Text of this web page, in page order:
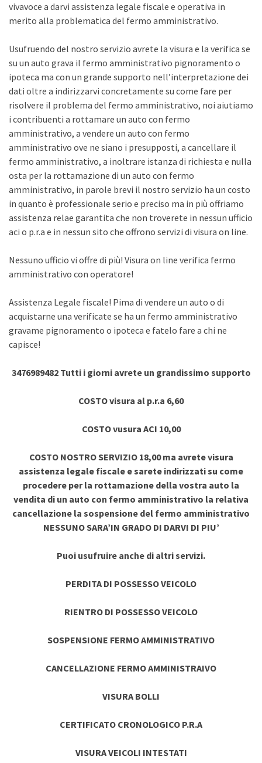
vivavoce a darvi assistenza legale fiscale e operativa in
merito alla problematica del fermo amministrativo.
Usufruendo del nostro servizio avrete la visura e la verifica se
su un auto grava il fermo amministrativo pignoramento o
ipoteca ma con un grande supporto nell’interpretazione dei
dati oltre a indirizzarvi concretamente su come fare per
risolvere il problema del fermo amministrativo, noi aiutiamo
i contribuenti a rottamare un auto con fermo
amministrativo, a vendere un auto con fermo
amministrativo ove ne siano i presupposti, a cancellare il
fermo amministrativo, a inoltrare istanza di richiesta e nulla
osta per la rottamazione di un auto con fermo
amministrativo, in parole brevi il nostro servizio ha un costo
in quanto è professionale serio e preciso ma in più offriamo
assistenza relae garantita che non troverete in nessun ufficio
aci o p.r.a e in nessun sito che offrono servizi di visura on line.
Nessuno ufficio vi offre di più! Visura on line verifica fermo
amministrativo con operatore!
Assistenza Legale fiscale! Pima di vendere un auto o di
acquistarne una verificate se ha un fermo amministrativo
gravame pignoramento o ipoteca e fatelo fare a chi ne
capisce!
3476989482 Tutti i giorni avrete un grandissimo supporto
COSTO visura al p.r.a 6,60
COSTO vusura ACI 10,00
COSTO NOSTRO SERVIZIO 18,00 ma avrete visura
assistenza legale fiscale e sarete indirizzati su come
procedere per la rottamazione della vostra auto la
vendita di un auto con fermo amministrativo la relativa
cancellazione la sospensione del fermo amministrativo
NESSUNO SARA’IN GRADO DI DARVI DI PIU’
Puoi usufruire anche di altri servizi.
PERDITA DI POSSESSO VEICOLO
RIENTRO DI POSSESSO VEICOLO
SOSPENSIONE FERMO AMMINISTRATIVO
CANCELLAZIONE FERMO AMMINISTRAIVO
VISURA BOLLI
CERTIFICATO CRONOLOGICO P.R.A
VISURA VEICOLI INTESTATI